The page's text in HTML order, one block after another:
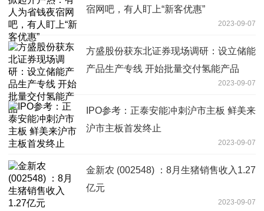
宿网吧，有人盯上“新客优惠”
2023-09-07
方盛股份获东北证券现场调研：设立储能
产品生产专线 开始批量交付氢能产品
2023-09-07
IPO参考：正泰安能冲刺沪市主板 鲜美来
沪市主板首发终止
2023-09-07
金新农 (002548) ：8月生猪销售收入1.27
亿元
2023-09-07